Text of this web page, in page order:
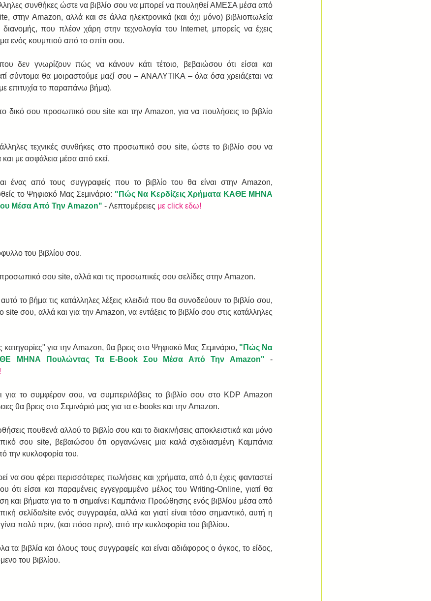
συνθήκες ώστε να βιβλίο σου να μπορεί να πουληθεί ΑΜΕΣΑ μέσα από
στην Amazon, αλλά και σε άλλα ηλεκτρονικά (και όχι μόνο) βιβλιοπωλεία
που πλέον χάρη στην τεχνολογία του Internet, μπορείς να έχεις
ενός κουμπιού από το σπίτι σου.
δεν γνωρίζουν πώς να κάνουν κάτι τέτοιο, βεβαιώσου ότι είσαι και
σύντομα θα μοιραστούμε μαζί σου – ΑΝΑΛΥΤΙΚΑ – όλα όσα χρειάζεται να
με επιτυχία το παραπάνω βήμα).
δικό σου προσωπικό σου site και την Amazon, για να πουλήσεις το βιβλίο
τεχνικές συνθήκες στο προσωπικό σου site, ώστε το βιβλίο σου να
με ασφάλεια μέσα από εκεί.
ένας από τους συγγραφείς που το βιβλίο του θα είναι στην Amazon,
το Ψηφιακό Μας Σεμινάριο: "Πώς Να Κερδίζεις Χρήματα ΚΑΘΕ ΜΗΝΑ
Μέσα Από Την Amazon" - Λεπτομέρειες με click εδω!
του βιβλίου σου.
σου site, αλλά και τις προσωπικές σου σελίδες στην Amazon.
το βήμα τις κατάλληλες λέξεις κλειδιά που θα συνοδεύουν το βιβλίο σου,
σου, αλλά και για την Amazon, να εντάξεις το βιβλίο σου στις κατάλληλες
κατηγορίες" για την Amazon, θα βρεις στο Ψηφιακό Μας Σεμινάριο, "Πώς Να
ΜΗΝΑ Πουλώντας Τα E-Book Σου Μέσα Από Την Amazon" -
για το συμφέρον σου, να συμπεριλάβεις το βιβλίο σου στο KDP Amazon
θα βρεις στο Σεμινάριό μας για τα e-books και την Amazon.
πουθενά αλλού το βιβλίο σου και το διακινήσεις αποκλειστικά και μόνο
σου site, βεβαιώσου ότι οργανώνεις μια καλά σχεδιασμένη Καμπάνια
κυκλοφορία του.
να σου φέρει περισσότερες πωλήσεις και χρήματα, από ό,τι έχεις φανταστεί
ότι είσαι και παραμένεις εγγεγραμμένο μέλος του Writing-Online, γιατί θα
και βήματα για το τι σημαίνει Καμπάνια Προώθησης ενός βιβλίου μέσα από
σελίδα/site ενός συγγραφέα, αλλά και γιατί είναι τόσο σημαντικό, αυτή η
πολύ πριν, (και πόσο πριν), από την κυκλοφορία του βιβλίου.
τα βιβλία και όλους τους συγγραφείς και είναι αδιάφορος ο όγκος, το είδος,
του βιβλίου.